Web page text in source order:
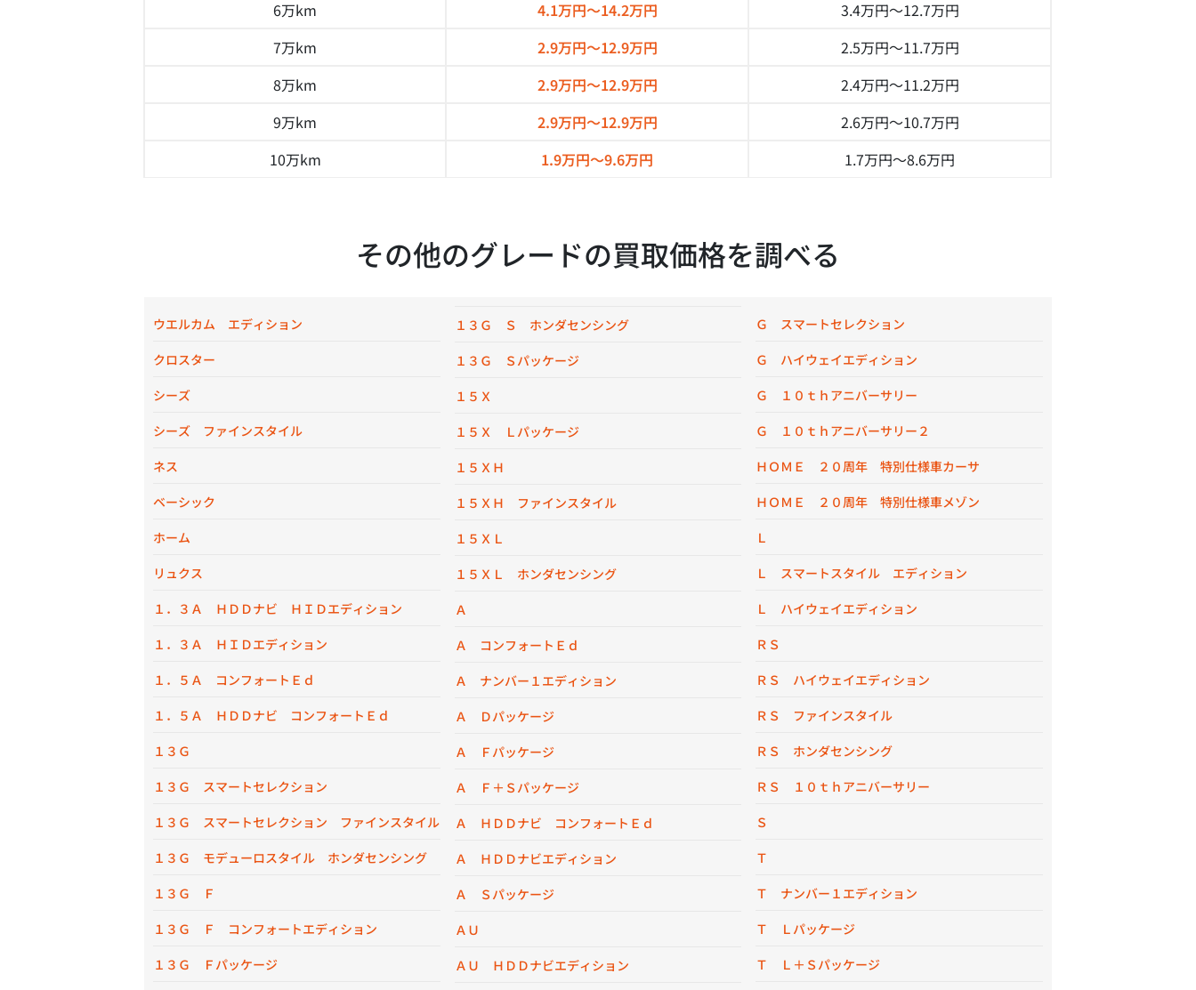
6万km
4.1万円～14.2万円 3.4万円～12.7万円
7万km
2.9万円～12.9万円 2.5万円～11.7万円
8万km
2.9万円～12.9万円 2.4万円～11.2万円
9万km
2.9万円～12.9万円 2.6万円～10.7万円
10万km
1.9万円～9.6万円 1.7万円～8.6万円
その他のグレードの買取価格を調べる
ウエルカム エディション
クロスター
シーズ
シーズ ファインスタイル
ネス
ベーシック
ホーム
リュクス
１．３Ａ ＨＤＤナビ ＨＩＤエディション
１．３Ａ ＨＩＤエディション
１．５Ａ コンフォートＥｄ
１．５Ａ ＨＤＤナビ コンフォートＥｄ
１３Ｇ
１３Ｇ スマートセレクション
１３Ｇ スマートセレクション ファインスタイル
１３Ｇ モデューロスタイル ホンダセンシング
１３Ｇ Ｆ
１３Ｇ Ｆ コンフォートエディション
１３Ｇ Ｆパッケージ
１３Ｇ Ｓ ホンダセンシング
１３Ｇ Ｓパッケージ
１５Ｘ
１５Ｘ Ｌパッケージ
１５ＸＨ
１５ＸＨ ファインスタイル
１５ＸＬ
１５ＸＬ ホンダセンシング
Ａ
Ａ コンフォートＥｄ
Ａ ナンバー１エディション
Ａ Ｄパッケージ
Ａ Ｆパッケージ
Ａ Ｆ＋Ｓパッケージ
Ａ ＨＤＤナビ コンフォートＥｄ
Ａ ＨＤＤナビエディション
Ａ Ｓパッケージ
ＡＵ
ＡＵ ＨＤＤナビエディション
Ｇ スマートセレクション
Ｇ ハイウェイエディション
Ｇ １０ｔｈアニバーサリー
Ｇ １０ｔｈアニバーサリー２
ＨＯＭＥ ２０周年 特別仕様車カーサ
ＨＯＭＥ ２０周年 特別仕様車メゾン
Ｌ
Ｌ スマートスタイル エディション
Ｌ ハイウェイエディション
ＲＳ
ＲＳ ハイウェイエディション
ＲＳ ファインスタイル
ＲＳ ホンダセンシング
ＲＳ １０ｔｈアニバーサリー
Ｓ
Ｔ
Ｔ ナンバー１エディション
Ｔ Ｌパッケージ
Ｔ Ｌ＋Ｓパッケージ